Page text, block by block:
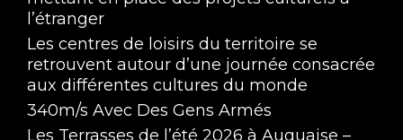
l’étranger
Les centres de loisirs du territoire se
retrouvent autour d’une journée consacrée
aux différentes cultures du monde
340m/s Avec Des Gens Armés
Les Terrasses de l’été 2026 à Auguaise –